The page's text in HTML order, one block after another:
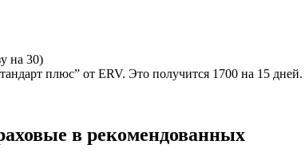
на 30)
плюс” от ERV. Это получится 1700 на 15 дней.
в рекомендованных